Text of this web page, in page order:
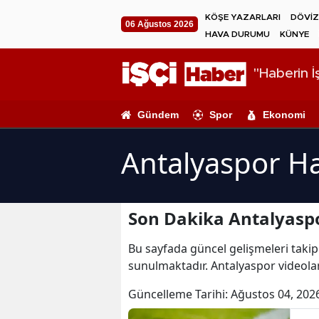
06 Ağustos 2026
KÖŞE YAZARLARI
HAVA DURUMU
KÜNYE
"Haberin
Gündem Spor Ekonomi
Antalyaspor
Son Dakika
Bu sayfada güncel gelişmeleri
sunulmaktadır. Antalyaspor
Güncelleme Tarihi: Ağustos 04,